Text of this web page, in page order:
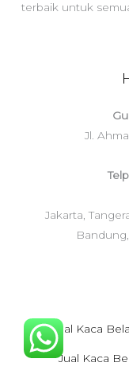
terbaik untuk
Jl.
Jakarta,
Jual Kaca
Jual Kaca